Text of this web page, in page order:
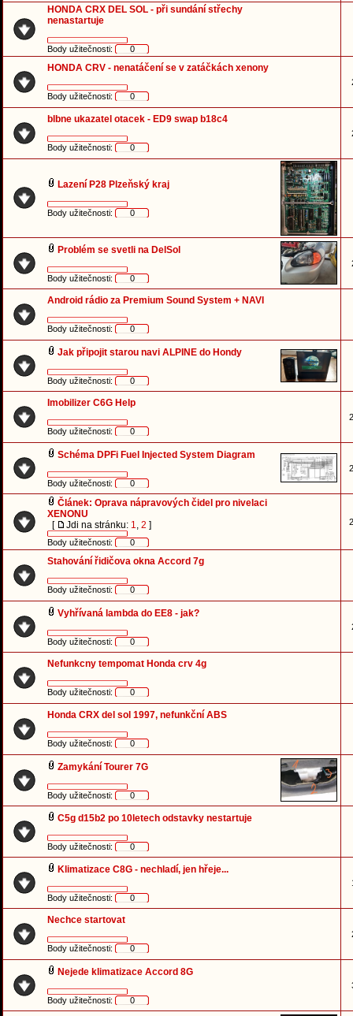
HONDA CRX DEL SOL - při sundání střechy
nenastartuje
Body užitečnosti: 0
HONDA CRV - nenatáčení se v zatáčkách xenony
Body užitečnosti: 0
blbne ukazatel otacek - ED9 swap b18c4
Body užitečnosti: 0
Lazení P28 Plzeňský kraj
Body užitečnosti: 0
Problém se svetli na DelSol
Body užitečnosti: 0
Android rádio za Premium Sound System + NAVI
Body užitečnosti: 0
Jak připojit starou navi ALPINE do Hondy
Body užitečnosti: 0
Imobilizer C6G Help
Body užitečnosti: 0
Schéma DPFi Fuel Injected System Diagram
Body užitečnosti: 0
Článek: Oprava nápravových čidel pro nivelaci
XENONU
[
Jdi na stránku: 1, 2 ]
Body užitečnosti: 0
Stahování řidičova okna Accord 7g
Body užitečnosti: 0
Vyhřívaná lambda do EE8 - jak?
Body užitečnosti: 0
Nefunkcny tempomat Honda crv 4g
Body užitečnosti: 0
Honda CRX del sol 1997, nefunkční ABS
Body užitečnosti: 0
Zamykání Tourer 7G
Body užitečnosti: 0
C5g d15b2 po 10letech odstavky nestartuje
Body užitečnosti: 0
Klimatizace C8G - nechladí, jen hřeje...
Body užitečnosti: 0
Nechce startovat
Body užitečnosti: 0
Nejede klimatizace Accord 8G
Body užitečnosti: 0